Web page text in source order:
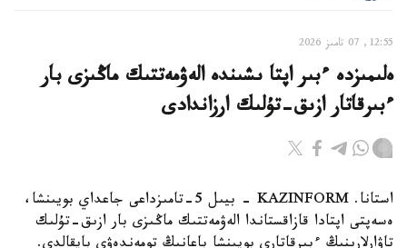
12:55, 07 تامىز 2026
ەلىمىزدە ءبىر اپتا ىشىندە الەۋمەتتىك ماڭىزى بار
ءبىرقاتار ازىق-تۇلىك ارزاندادى
استانا. KAZINFORM - بيىل 5-تامىزداعى جاعداي بويىنشا،
ەسەپتى اپتادا قازاقستاندا الەۋمەتتىك ماڭىزى بار ازىق-تۇلىك